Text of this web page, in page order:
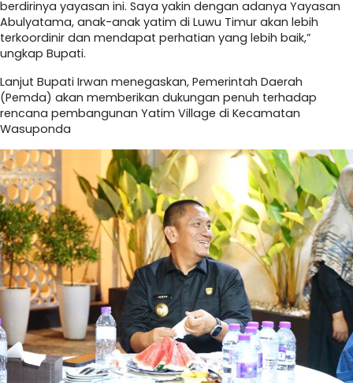
berdirinya yayasan ini. Saya yakin dengan adanya Yayasan
Abulyatama, anak-anak yatim di Luwu Timur akan lebih
terkoordinir dan mendapat perhatian yang lebih baik,”
ungkap Bupati.
Lanjut Bupati Irwan menegaskan, Pemerintah Daerah
(Pemda) akan memberikan dukungan penuh terhadap
rencana pembangunan Yatim Village di Kecamatan
Wasuponda